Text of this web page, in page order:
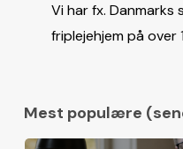
Vi har fx.
friplejehjem på over
Mest populære